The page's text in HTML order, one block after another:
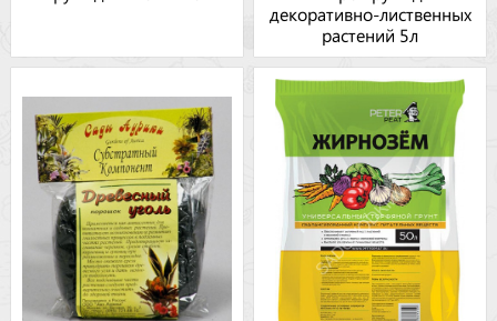
декоративно-лиственных
растений 5л